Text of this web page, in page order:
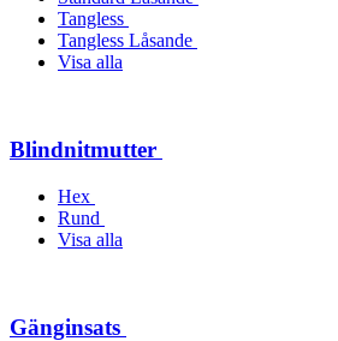
Tangless
Tangless Låsande
Visa alla
Blindnitmutter
Hex
Rund
Visa alla
Gänginsats